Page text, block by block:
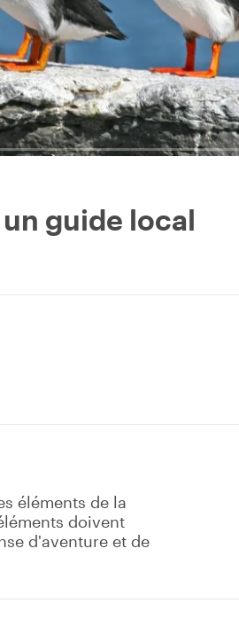
guide local
éléments de la
doivent
d'aventure et de